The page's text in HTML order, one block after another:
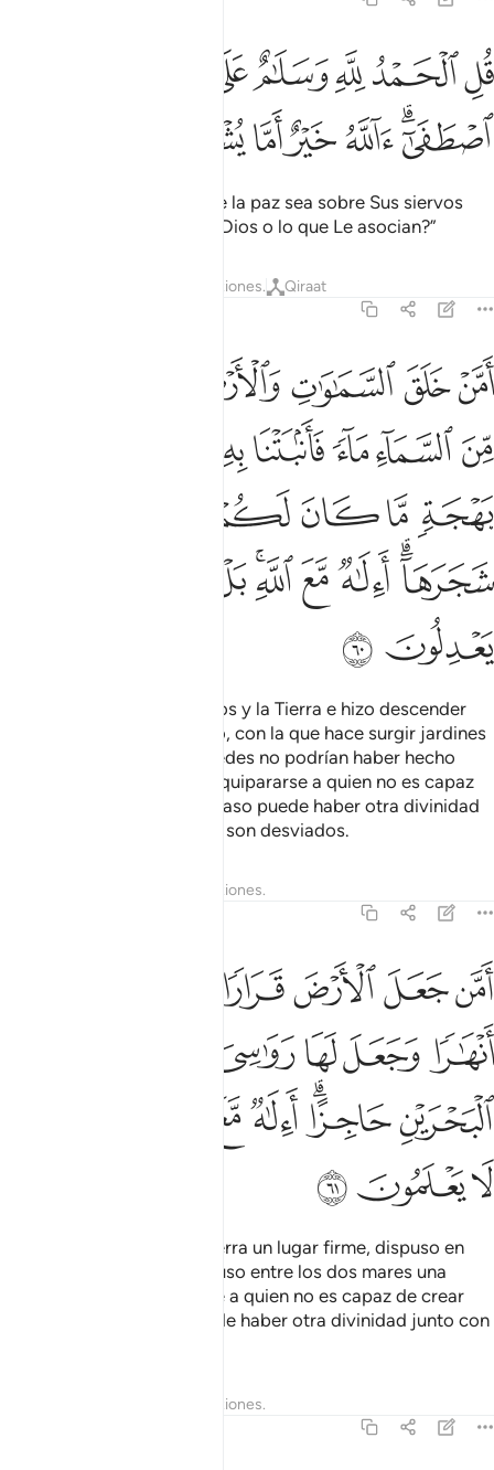
قل الحمد لله وسلام على عباده الذين اصطفى الله خير اما يشركون ٥٩
قُلِ ٱلْحَمْدُ لِلَّهِ وَسَلَـٰمٌ عَلَىٰ عِبَادِهِ ٱلَّذِينَ ٱصْطَفَىٰٓ ۗ ءَآللَّهُ خَيْرٌ أَمَّا يُشْرِكُونَ ٥٩
ﱣﱤﱥﱦﱧ
ﱪﱫﱬﱭﱮﱯ
Di: “¡Alabado sea Dios! Que la paz sea sobre Sus siervos
elegidos. ¿Quién es mejor: Dios o lo que Le asocian?”
Reflexiones. Qiraat
امن خلق السماوات والارض وانزل لكم من السماء ماء فانبتنا به حدايق
أَمَّنْ خَلَقَ ٱلسَّمَـٰوَٰتِ وَٱلْأَرْضَ وَأَنزَلَ لَكُم مِّنَ ٱلسَّمَآءِ مَآءًۭ
ﱱﱲﱳﱴ
ﱷﱸﱹﱺﱻ
ﱾﱿﲀﲁ
ﲄﲅﲆﲇﲈﲉﲊ
ﲍ ﲎ
¿Acaso Quien creó los cielos y la Tierra e hizo descender
para ustedes agua del cielo, con la que hace surgir jardines
espléndidos allí donde ustedes no podrían haber hecho
crecer ni un árbol [puede equipararse a quien no es capaz
de crear nada de eso]? ¿Acaso puede haber otra divinidad
junto con Dios? Realmente son desviados.
Reflexiones.
امن جعل الارض قرارا وجعل خلالها انهارا وجعل لها رواسي وجعل بين
أَمَّن جَعَلَ ٱلْأَرْضَ قَرَارًۭا وَجَعَلَ خِلَـٰلَهَآ أَنْهَـٰرًۭا وَجَعَلَ لَهَا رَوَٰسِىَ وَجَعَلَ بَيْنَ
ﲏﲐﲑﲒ
ﲕﲖﲗﲘ
ﲛﲜﲝﲞﲟ
ﲤﲥﲦ
¿Acaso Quien hizo de la Tierra un lugar firme, dispuso en
ella ríos, fijó montañas y puso entre los dos mares una
barrera [puede equipararse a quien no es capaz de crear
nada de eso]? ¿Acaso puede haber otra divinidad junto con
Reflexiones.